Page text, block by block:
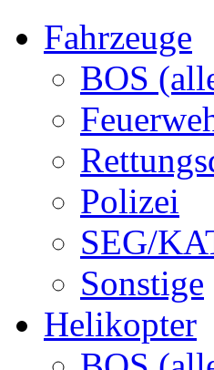
Fahrzeuge
BOS
Polizei
SEG/
Sonstige
Helikopter